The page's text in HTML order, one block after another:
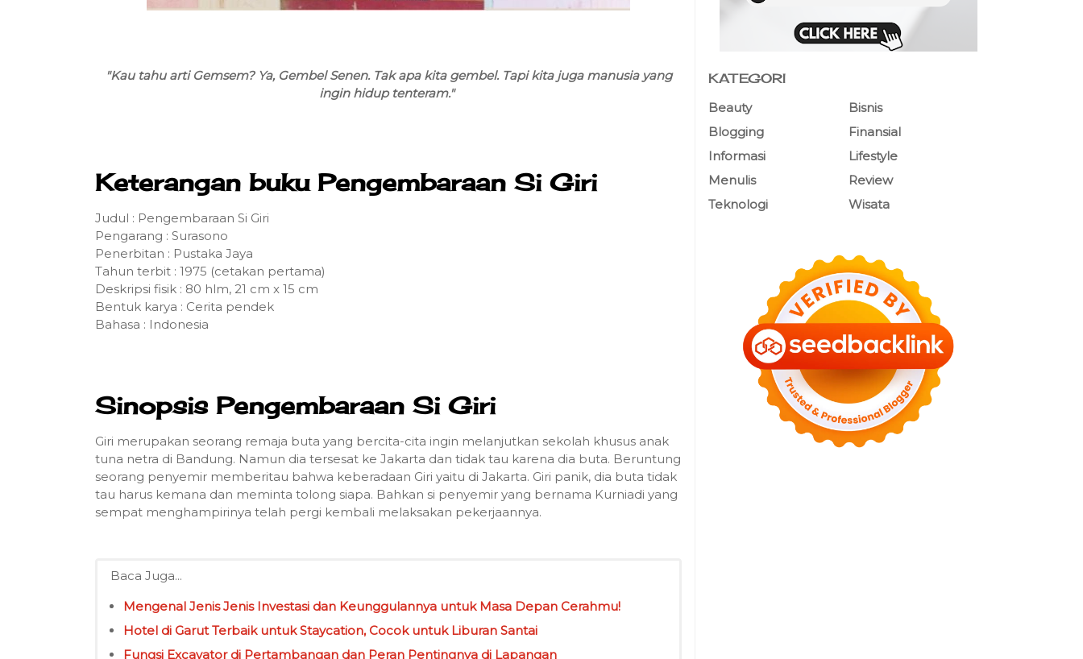
"Kau tahu arti Gemsem? Ya, Gembel Senen. Tak apa kita gembel. Tapi kita juga manusia yang
ingin hidup tenteram."
Keterangan buku Pengembaraan Si Giri
Judul : Pengembaraan Si Giri
Pengarang : Surasono
Penerbitan : Pustaka Jaya
Tahun terbit : 1975 (cetakan pertama)
Deskripsi fisik : 80 hlm, 21 cm x 15 cm
Bentuk karya : Cerita pendek
Bahasa : Indonesia
Sinopsis Pengembaraan Si Giri
Giri merupakan seorang remaja buta yang bercita-cita ingin melanjutkan sekolah khusus anak
tuna netra di Bandung. Namun dia tersesat ke Jakarta dan tidak tau karena dia buta. Beruntung
seorang penyemir memberitau bahwa keberadaan Giri yaitu di Jakarta. Giri panik, dia buta tidak
tau harus kemana dan meminta tolong siapa. Bahkan si penyemir yang bernama Kurniadi yang
sempat menghampirinya telah pergi kembali melaksakan pekerjaannya.
Baca Juga...
Mengenal Jenis Jenis Investasi dan Keunggulannya untuk Masa Depan Cerahmu!
Hotel di Garut Terbaik untuk Staycation, Cocok untuk Liburan Santai
Fungsi Excavator di Pertambangan dan Peran Pentingnya di Lapangan
KATEGORI
Beauty
Bisnis
Blogging
Finansial
Informasi
Lifestyle
Menulis
Review
Teknologi
Wisata